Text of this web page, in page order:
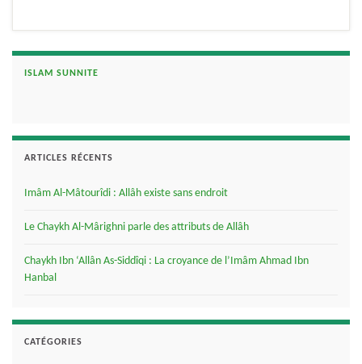
ISLAM SUNNITE
ARTICLES RÉCENTS
Imâm Al-Mâtourîdi : Allâh existe sans endroit
Le Chaykh Al-Mârighni parle des attributs de Allâh
Chaykh Ibn ‘Allân As-Siddîqi : La croyance de l’Imâm Ahmad Ibn
Hanbal
CATÉGORIES